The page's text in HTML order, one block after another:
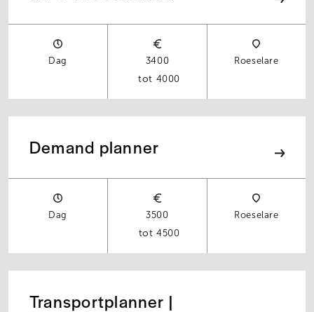
Dag
3400
4000
Roeselare
Demand planner
Dag
3500
4500
Roeselare
Transportplanner |